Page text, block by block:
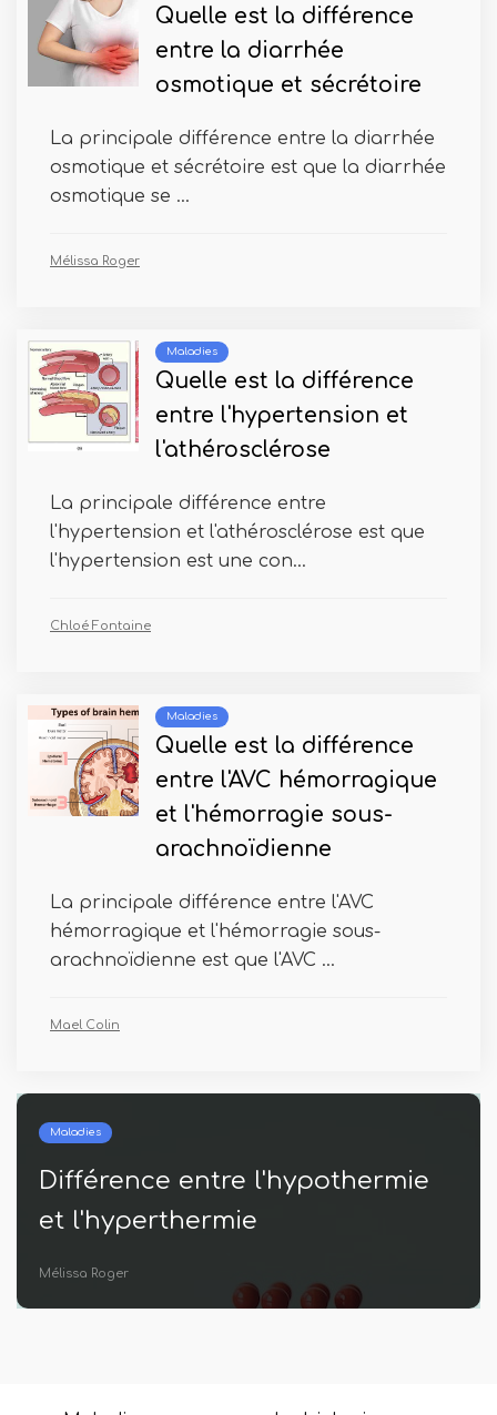
Quelle est la différence
entre la diarrhée
osmotique et sécrétoire
La principale différence entre la diarrhée
osmotique et sécrétoire est que la diarrhée
osmotique se ...
Mélissa Roger
Maladies
Quelle est la différence
entre l'hypertension et
l'athérosclérose
La principale différence entre
l'hypertension et l'athérosclérose est que
l'hypertension est une con...
Chloé Fontaine
Maladies
Quelle est la différence
entre l'AVC hémorragique
et l'hémorragie sous-
arachnoïdienne
La principale différence entre l'AVC
hémorragique et l'hémorragie sous-
arachnoïdienne est que l'AVC ...
Mael Colin
Maladies
Différence entre l'hypothermie
et l'hyperthermie
Mélissa Roger